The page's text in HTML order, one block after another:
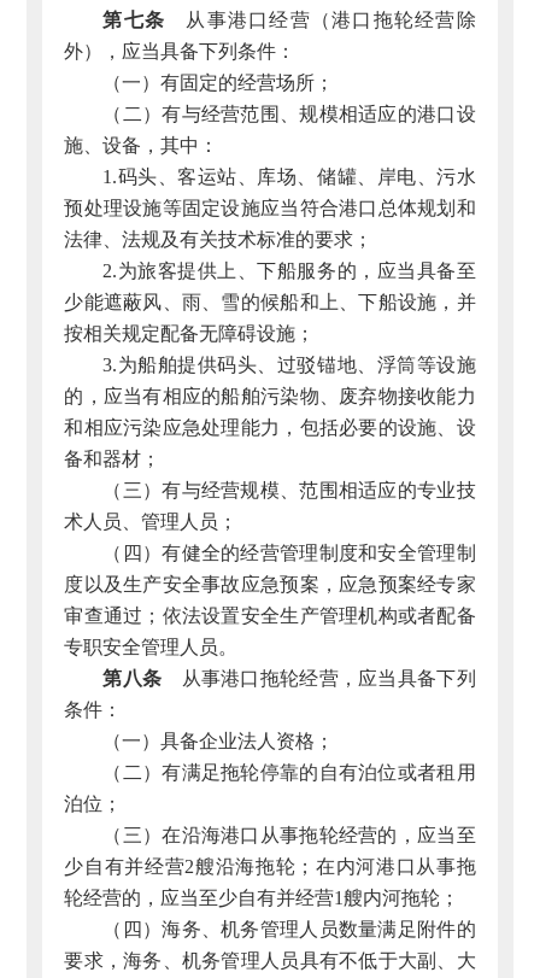
第七条 从事港口经营（港口拖轮经营除
外），应当具备下列条件：
（一）有固定的经营场所；
（二）有与经营范围、规模相适应的港口设
施、设备，其中：
1.码头、客运站、库场、储罐、岸电、污水
预处理设施等固定设施应当符合港口总体规划和
法律、法规及有关技术标准的要求；
2.为旅客提供上、下船服务的，应当具备至
少能遮蔽风、雨、雪的候船和上、下船设施，并
按相关规定配备无障碍设施；
3.为船舶提供码头、过驳锚地、浮筒等设施
的，应当有相应的船舶污染物、废弃物接收能力
和相应污染应急处理能力，包括必要的设施、设
备和器材；
（三）有与经营规模、范围相适应的专业技
术人员、管理人员；
（四）有健全的经营管理制度和安全管理制
度以及生产安全事故应急预案，应急预案经专家
审查通过；依法设置安全生产管理机构或者配备
专职安全管理人员。
第八条 从事港口拖轮经营，应当具备下列
条件：
（一）具备企业法人资格；
（二）有满足拖轮停靠的自有泊位或者租用
泊位；
（三）在沿海港口从事拖轮经营的，应当至
少自有并经营2艘沿海拖轮；在内河港口从事拖
轮经营的，应当至少自有并经营1艘内河拖轮；
（四）海务、机务管理人员数量满足附件的
要求，海务、机务管理人员具有不低于大副、大